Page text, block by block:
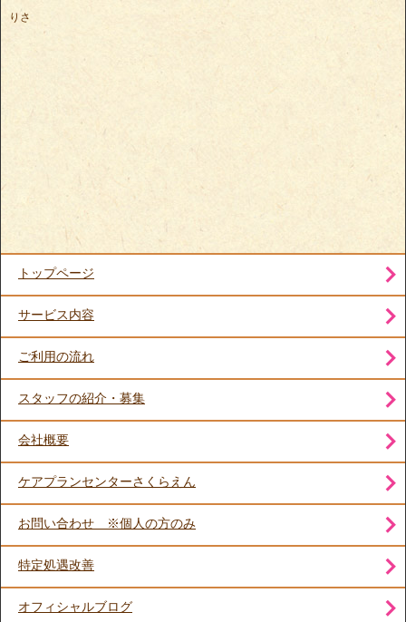
りさ
トップページ
サービス内容
ご利用の流れ
スタッフの紹介・募集
会社概要
ケアプランセンターさくらえん
お問い合わせ ※個人の方のみ
特定処遇改善
オフィシャルブログ